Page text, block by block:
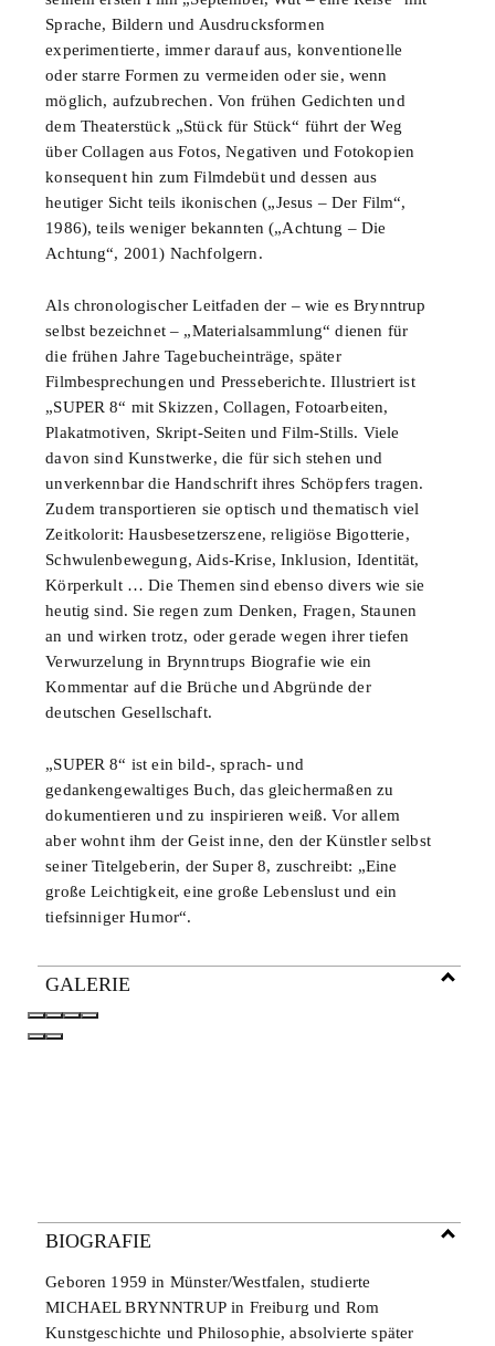
Sprache, Bildern und Ausdrucksformen
experimentierte, immer darauf aus, konventionelle
oder starre Formen zu vermeiden oder sie, wenn
möglich, aufzubrechen. Von frühen Gedichten und
dem Theaterstück „Stück für Stück“ führt der Weg
über Collagen aus Fotos, Negativen und Fotokopien
konsequent hin zum Filmdebüt und dessen aus
heutiger Sicht teils ikonischen („Jesus – Der Film“,
1986), teils weniger bekannten („Achtung – Die
Achtung“, 2001) Nachfolgern.
Als chronologischer Leitfaden der – wie es Brynntrup
selbst bezeichnet – „Materialsammlung“ dienen für
die frühen Jahre Tagebucheinträge, später
Filmbesprechungen und Presseberichte. Illustriert ist
„SUPER 8“ mit Skizzen, Collagen, Fotoarbeiten,
Plakatmotiven, Skript-Seiten und Film-Stills. Viele
davon sind Kunstwerke, die für sich stehen und
unverkennbar die Handschrift ihres Schöpfers tragen.
Zudem transportieren sie optisch und thematisch viel
Zeitkolorit: Hausbesetzerszene, religiöse Bigotterie,
Schwulenbewegung, Aids-Krise, Inklusion, Identität,
Körperkult … Die Themen sind ebenso divers wie sie
heutig sind. Sie regen zum Denken, Fragen, Staunen
an und wirken trotz, oder gerade wegen ihrer tiefen
Verwurzelung in Brynntrups Biografie wie ein
Kommentar auf die Brüche und Abgründe der
deutschen Gesellschaft.
„SUPER 8“ ist ein bild-, sprach- und
gedankengewaltiges Buch, das gleichermaßen zu
dokumentieren und zu inspirieren weiß. Vor allem
aber wohnt ihm der Geist inne, den der Künstler selbst
seiner Titelgeberin, der Super 8, zuschreibt: „Eine
große Leichtigkeit, eine große Lebenslust und ein
tiefsinniger Humor“.
GALERIE
BIOGRAFIE
Geboren 1959 in Münster/Westfalen, studierte
MICHAEL BRYNNTRUPin Freiburg und Rom
Kunstgeschichte und Philosophie, absolvierte später